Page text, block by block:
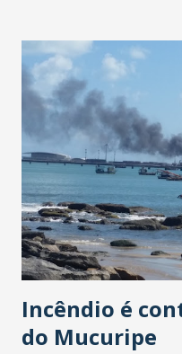
prefeitos é o
emprego e renda para os
Oliveira. A estimativa,
que para o
necessários R$ 5 milhões
mil empregos. A
Alexandre Gomes; Jijoca
Martins; Pentecoste,
Groaíras, Ueliton
Incêndio é
do Mucuripe